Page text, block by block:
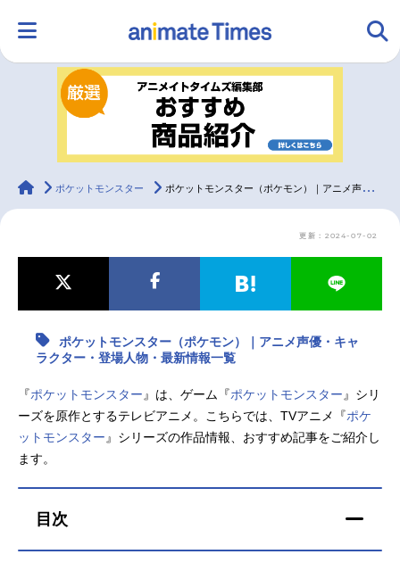
ランキング アニメ
ラジオ みんなの声
最新記事一覧
アニメ記事一覧 声優記事一覧
アニメ映画一覧 実写化映画一覧
今期アニメ曜日別一覧
animateTimes
ポケットモンスター ポケットモンスター（ポケモン）｜アニメ声優・キャラクター・登場人物・最新情報一覧
更新：2024-07-02
ポケットモンスター（ポケモン）｜アニメ声優・キャ
ラクター・登場人物・最新情報一覧
『ポケットモンスター 』は、ゲーム『ポケットモンスター 』シリ
ーズを原作とするテレビアニメ。こちらでは、TVアニメ『ポケ
ットモンスター 』シリーズの作品情報、おすすめ記事をご紹介し
ます。
目次